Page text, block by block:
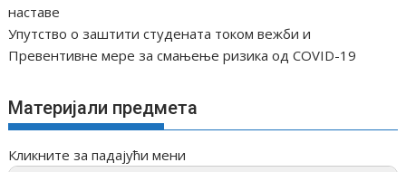
наставе
Упутство о заштити студената током вежби и
Превентивне мере за смањење ризика од COVID-19
Материјали предмета
Кликните за падајући мени